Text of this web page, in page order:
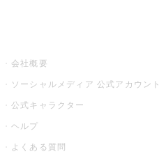
会社概要
ソーシャルメディア 公式アカウント
公式キャラクター
ヘルプ
よくある質問